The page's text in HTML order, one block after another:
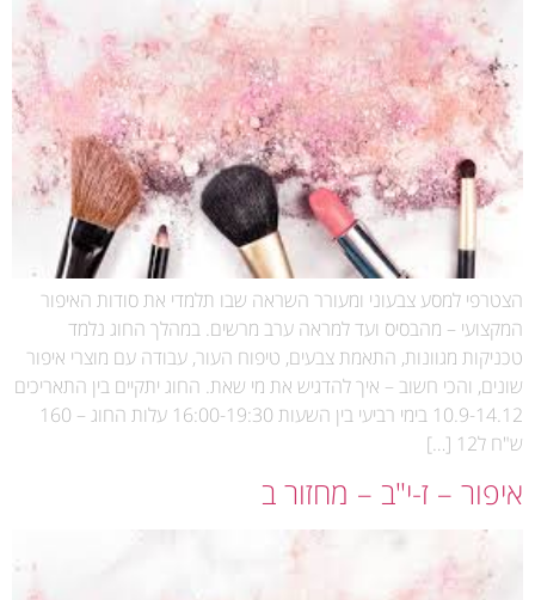
הצטרפי למסע צבעוני ומעורר השראה שבו תלמדי את סודות האיפור
המקצועי – מהבסיס ועד למראה ערב מרשים. במהלך החוג נלמד
טכניקות מגוונות, התאמת צבעים, טיפוח העור, עבודה עם מוצרי איפור
שונים, והכי חשוב – איך להדגיש את מי שאת. החוג יתקיים בין התאריכים
10.9-14.12 בימי רביעי בין השעות 16:00-19:30 עלות החוג – 160
ש"ח ל12 […]
איפור – ז-י"ב – מחזור ב